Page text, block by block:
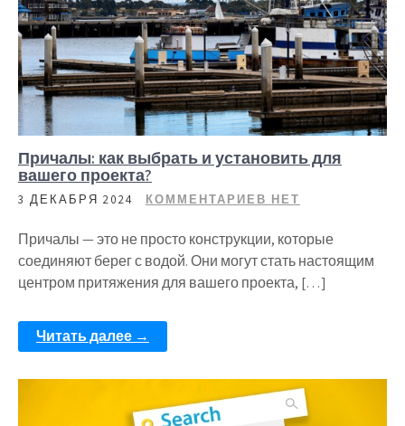
Причалы: как выбрать и установить для
вашего проекта?
3 ДЕКАБРЯ 2024 КОММЕНТАРИЕВ НЕТ
Причалы — это не просто конструкции, которые
соединяют берег с водой. Они могут стать настоящим
центром притяжения для вашего проекта, […]
Читать далее →